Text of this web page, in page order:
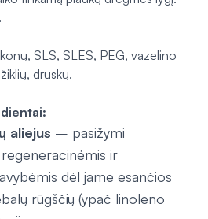
SLS, SLES, PEG, vazelino
druskų.
aliejus – pasižymi
ir
dėl jame esančios
rūgščių (ypač linoleno